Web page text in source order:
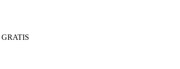
GRATIS